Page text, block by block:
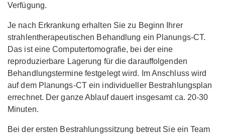
Verfügung.
Je nach Erkrankung erhalten Sie zu Beginn Ihrer
strahlentherapeutischen Behandlung ein Planungs-CT.
Das ist eine Computertomografie, bei der eine
reproduzierbare Lagerung für die darauffolgenden
Behandlungstermine festgelegt wird. Im Anschluss wird
auf dem Planungs-CT ein individueller Bestrahlungsplan
errechnet. Der ganze Ablauf dauert insgesamt ca. 20-30
Minuten.
Bei der ersten Bestrahlungssitzung betreut Sie ein Team